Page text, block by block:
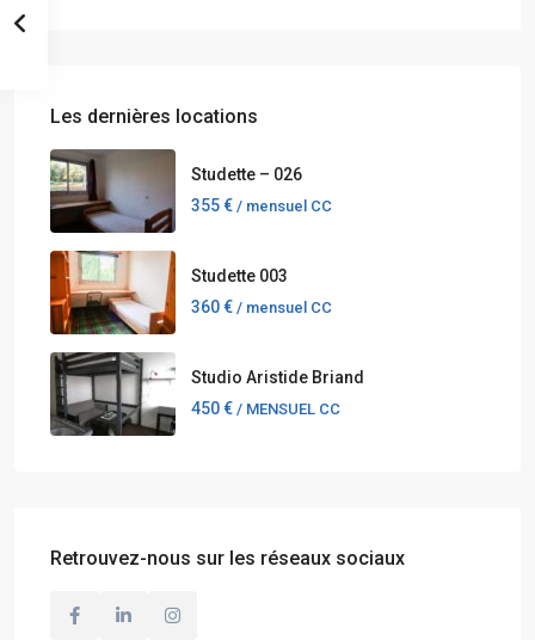
Les dernières locations
Studette – 026
355 € / mensuel CC
Studette 003
360 € / mensuel CC
Studio Aristide Briand
450 € / MENSUEL CC
Retrouvez-nous sur les réseaux sociaux